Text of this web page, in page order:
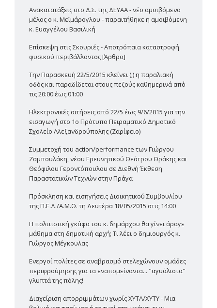
Ανακατατάξεις στο Δ.Σ. της ΔΕΥΑΑ - νέο αμοιβόμενο
μέλος ο κ. Μεϊμάρογλου - παραιτήθηκε η αμοιβόμενη
κ. Ευαγγέλου Βασιλική
Επίσκεψη στις Σκουριές - Αποτρόπαια καταστροφή
φυσικού περιβάλλοντος [Άρθρο]
Την Παρασκευή 22/5/2015 κλείνει (;) η παραλιακή
οδός και παραδίδεται στους πεζούς καθημερινά από
τις 20:00 έως 01:00
Ηλεκτρονικές αιτήσεις από 22/5 έως 9/6/2015 για την
εισαγωγή στο 1ο Πρότυπο Πειραματικό Δημοτικό
Σχολείο Αλεξανδρούπολης (Ζαρίφειο)
Συμμετοχή του action/performance των Γιώργου
Ζαμπουλάκη, νέου Ερευνητικού Θεάτρου Θράκης και
Θεόφιλου Γεροντόπουλου σε Διεθνή Έκθεση
Παραστατικών Τεχνών στην Πράγα
Πρόσκληση και εισηγήσεις Διοικητικού Συμβουλίου
της Π.Ε.Δ./Α.Μ.Θ. τη Δευτέρα 18/05/2015 στις 14:00
Η πολιτιστική γκάφα του κ. δημάρχου θα γίνει άραγε
μάθημα στη δημοτική αρχή; Τι λέει ο δημιουργός κ.
Γιώργος Μέγκουλας
Ενεργοί πολίτες σε αναβρασμό στελεχώνουν ομάδες
περιφρούρησης για τα εναπομείναντα... "αγυάλιστα"
γλυπτά της πόλης!
Διαχείριση απορριμμάτων χωρίς ΧΥΤΑ/ΧΥΤΥ - Μια